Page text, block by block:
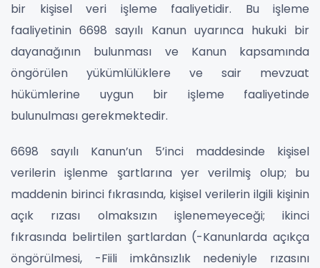
bir kişisel veri işleme faaliyetidir. Bu işleme
faaliyetinin 6698 sayılı Kanun uyarınca hukuki bir
dayanağının bulunması ve Kanun kapsamında
öngörülen yükümlülüklere ve sair mevzuat
hükümlerine uygun bir işleme faaliyetinde
bulunulması gerekmektedir.
6698 sayılı Kanun’un 5’inci maddesinde kişisel
verilerin işlenme şartlarına yer verilmiş olup; bu
maddenin birinci fıkrasında, kişisel verilerin ilgili kişinin
açık rızası olmaksızın işlenemeyeceği; ikinci
fıkrasında belirtilen şartlardan (-Kanunlarda açıkça
öngörülmesi, -Fiili imkânsızlık nedeniyle rızasını